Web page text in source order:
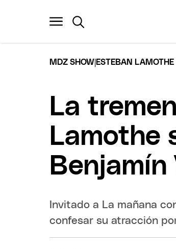
MDZ SHOW ESTEBAN LAMOTHE
La
Lamothe
Benjamín
Invitado a La mañana
confesar su atracción